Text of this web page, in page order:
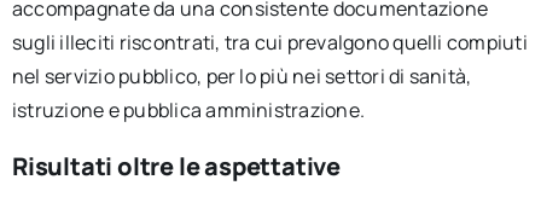
accompagnate da una consistente documentazione
sugli illeciti riscontrati, tra cui prevalgono quelli compiuti
nel servizio pubblico, per lo più nei settori di sanità,
istruzione e pubblica amministrazione.
Risultati oltre le aspettative